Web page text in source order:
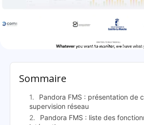
Pandora FMS: présentation
Sommaire
Pandora FMS : présentation de
supervision réseau
Pandora FMS : liste des